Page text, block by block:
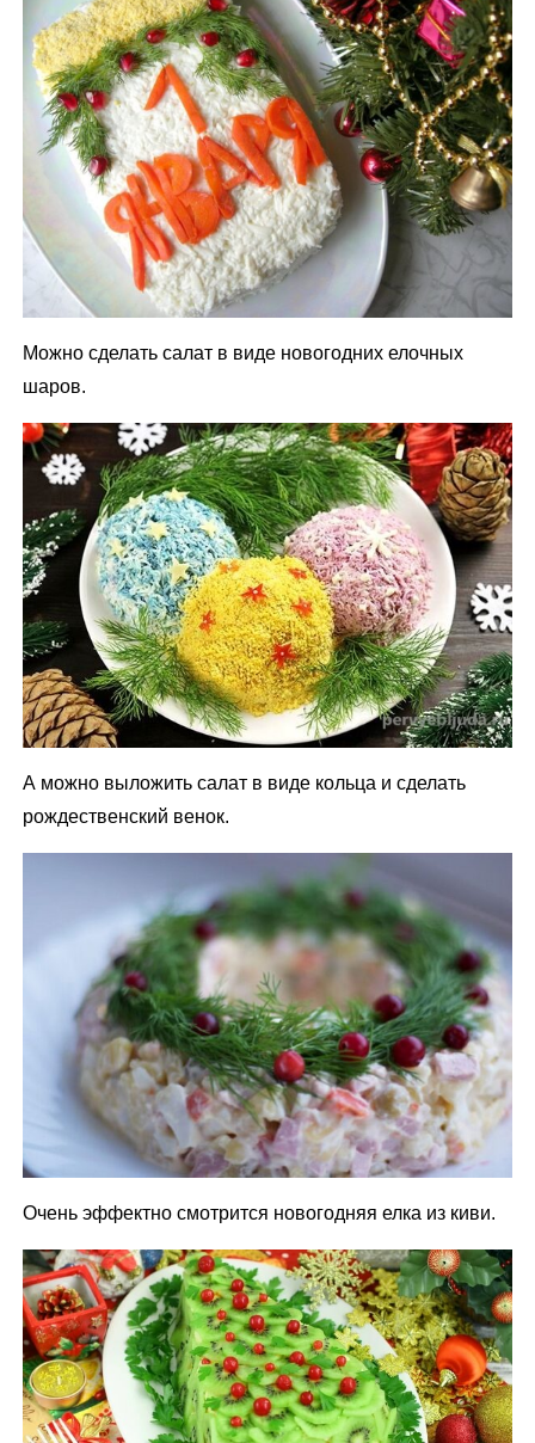
Можно сделать салат в виде новогодних елочных
шаров.
А можно выложить салат в виде кольца и сделать
рождественский венок.
Очень эффектно смотрится новогодняя елка из киви.